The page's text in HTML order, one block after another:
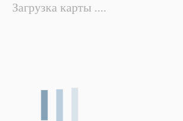
Загрузка карты ....